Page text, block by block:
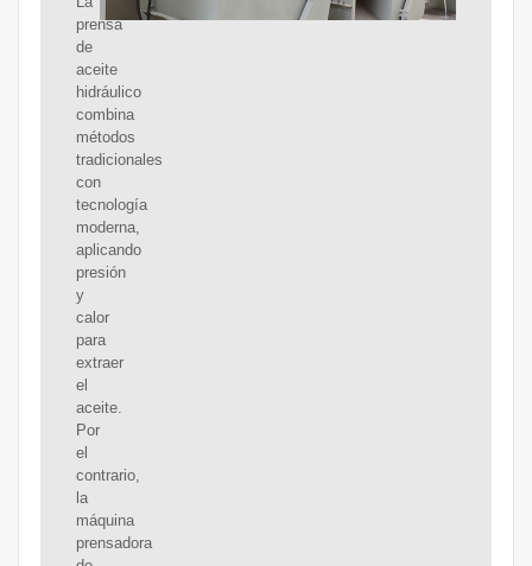
prensa
de
aceite
hidráulico
combina
métodos
tradicionales
con
tecnología
moderna,
aplicando
presión
y
calor
para
extraer
el
aceite.
Por
el
contrario,
la
máquina
prensadora